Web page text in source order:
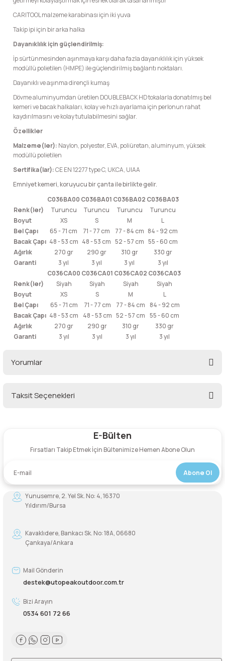
CARITOOL malzeme karabinası için iki yuva
Takip ipi için bir arka halka
Dayanıklılık için güçlendirilmiş:
İp sürtünmesinden aşınmaya karşı daha fazla dayanıklılık için yüksek
modüllü polietilen (HMPE) ile güçlendirilmiş bağlantı noktaları.
Dayanıklı ve aşınma dirençli kumaş
Dövme aluminyumdan üretilen DOUBLEBACK HD tokalarla donatılmış bel
kemeri ve bacak halkaları, kolay ve hızlı ayarlama için perlonun rahat
kaydırılmasını ve kolay tutulabilmesini sağlar.
Özellikler
Malzeme(ler): Naylon, polyester, EVA, poliüretan, aluminyum, yüksek
modüllü polietilen
Sertifika(lar):CE EN 12277 type C, UKCA, UIAA
Emniyet kemeri, koruyucu bir çanta ile birlikte gelir.
C036BA00 C036BA01 C036BA02 C036BA03
Renk(ler)
Turuncu Turuncu Turuncu
Turuncu
Boyut
XS S M
L
Bel Çapı
65 - 71 cm 71 - 77 cm 77 - 84 cm 84 - 92 cm
Bacak Çapı 48 - 53 cm 48 - 53 cm 52 - 57 cm 55 - 60 cm
Ağırlık
270 gr 290 gr 310 gr
330 gr
Garanti
3 yıl 3 yıl 3 yıl
3 yıl
C036CA00 C036CA01 C036CA02 C036CA03
Renk(ler)
Siyah Siyah Siyah
Siyah
Boyut
XS S M
L
Bel Çapı
65 - 71 cm 71 - 77 cm 77 - 84 cm
84 - 92 cm
Bacak Çapı 48 - 53 cm 48 - 53 cm 52 - 57 cm 55 - 60 cm
Ağırlık
270 gr 290 gr 310 gr
330 gr
Garanti
3 yıl 3 yıl 3 yıl 3 yıl
Yorumlar
Yorum Yaz
Taksit Seçenekleri
E-Bülten
Fırsatları Takip Etmek İçin Bültenimize Hemen Abone Olun
Abone Ol
Yunusemre, 2. Yel Sk. No: 4, 16370
Yıldırım/Bursa
Kavaklıdere, Bankacı Sk. No: 18A, 06680
Çankaya/Ankara
Mail Gönderin
destek@utopeakoutdoor.com.tr
Bizi Arayın
0534 601 72 66